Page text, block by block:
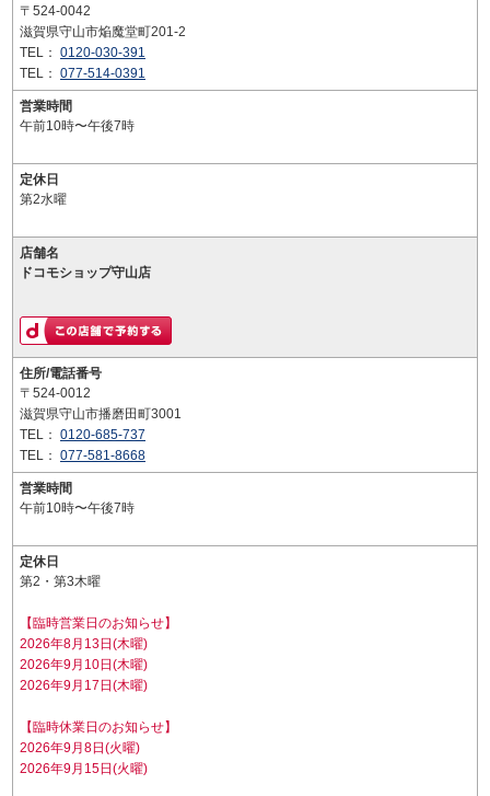
〒524-0042
滋賀県守山市焔魔堂町201-2
TEL： 0120-030-391
TEL： 077-514-0391
営業時間
午前10時〜午後7時
定休日
第2水曜
店舗名
ドコモショップ守山店
住所/電話番号
〒524-0012
滋賀県守山市播磨田町3001
TEL： 0120-685-737
TEL： 077-581-8668
営業時間
午前10時〜午後7時
定休日
第2・第3木曜
【臨時営業日のお知らせ】
2026年8月13日(木曜)
2026年9月10日(木曜)
2026年9月17日(木曜)
【臨時休業日のお知らせ】
2026年9月8日(火曜)
2026年9月15日(火曜)